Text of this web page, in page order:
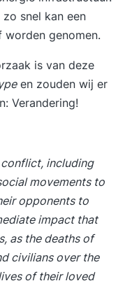
snel kan een
genomen.
is van deze
en zouden wij er
Verandering!
including
movements to
opponents to
impact that
as the deaths of
civilians over the
of their loved